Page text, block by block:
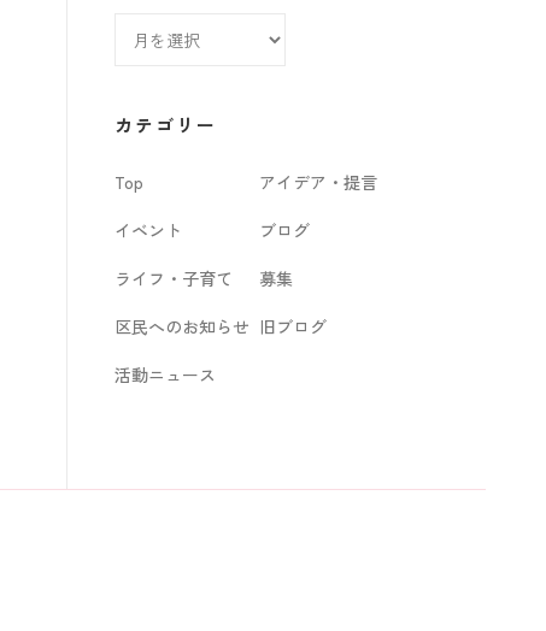
ブ
カテゴリー
Top
アイデア・提言
イベント
ブログ
ライフ・子育て
募集
区民へのお知らせ 旧ブログ
活動ニュース